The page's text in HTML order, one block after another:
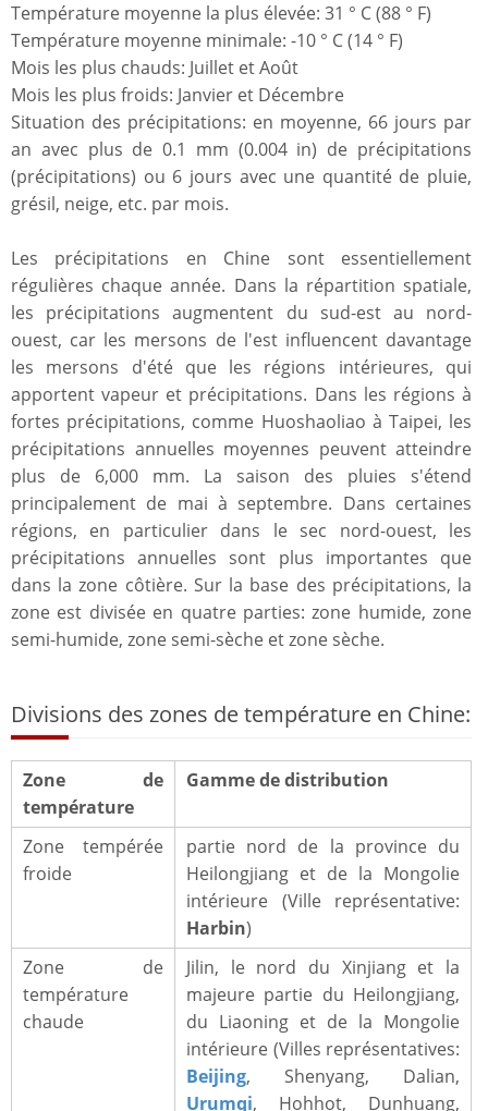
Température moyenne la plus élevée: 31 ° C (88 ° F)
Température moyenne minimale: -10 ° C (14 ° F)
Mois les plus chauds: Juillet et Août
Mois les plus froids: Janvier et Décembre
Situation des précipitations: en moyenne, 66 jours par
an avec plus de 0.1 mm (0.004 in) de précipitations
(précipitations) ou 6 jours avec une quantité de pluie,
grésil, neige, etc. par mois.
Les précipitations en Chine sont essentiellement
régulières chaque année. Dans la répartition spatiale,
les précipitations augmentent du sud-est au nord-
ouest, car les mersons de l'est influencent davantage
les mersons d'été que les régions intérieures, qui
apportent vapeur et précipitations. Dans les régions à
fortes précipitations, comme Huoshaoliao à Taipei, les
précipitations annuelles moyennes peuvent atteindre
plus de 6,000 mm. La saison des pluies s'étend
principalement de mai à septembre. Dans certaines
régions, en particulier dans le sec nord-ouest, les
précipitations annuelles sont plus importantes que
dans la zone côtière. Sur la base des précipitations, la
zone est divisée en quatre parties: zone humide, zone
semi-humide, zone semi-sèche et zone sèche.
Divisions des zones de température en Chine:
Zone de
température
Gamme de distribution
Zone tempérée
froide
partie nord de la province du
Heilongjiang et de la Mongolie
intérieure (Ville représentative:
Harbin)
Zone de
température
chaude
Jilin, le nord du Xinjiang et la
majeure partie du Heilongjiang,
du Liaoning et de la Mongolie
intérieure (Villes représentatives:
Beijing, Shenyang, Dalian,
Urumqi, Hohhot, Dunhuang,